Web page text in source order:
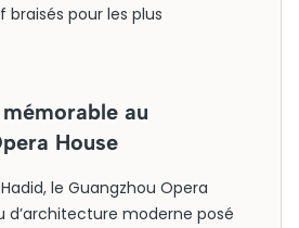
pour les plus
au
House
le Guangzhou Opera
d’architecture moderne posé